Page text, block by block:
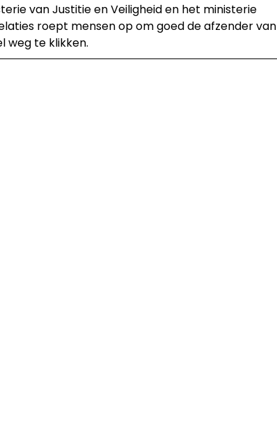
van Justitie en Veiligheid en het ministerie
roept mensen op om goed de afzender van
weg te klikken.